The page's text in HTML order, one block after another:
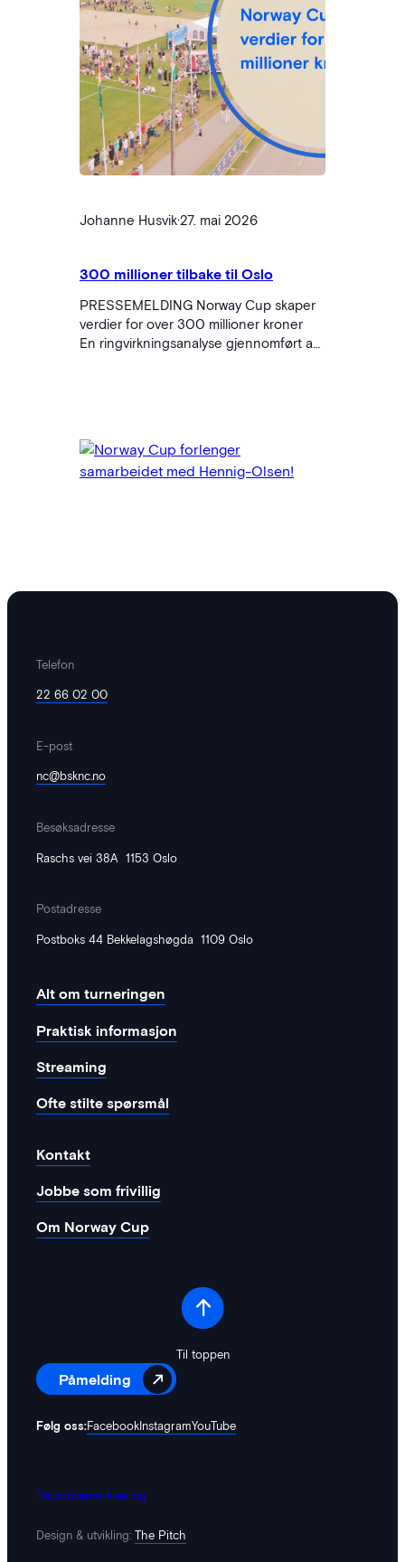
Johanne Husvik·27. mai 2026
300 millioner tilbake til Oslo
PRESSEMELDING Norway Cup skaper
verdier for over 300 millioner kroner
En ringvirkningsanalyse gjennomført av
53 000 tilreisende og totalt rundt 95
000 involverte, er dermed et av landets
største årlige løft for…
med Hennig-Olsen!
Norway Cup har gleden av å kunngjøre
sikrer videreføring av et mangeårig og
verdifullt partnerskap under verdens
regulerer markedsføring av visse
næringsmidler mot barn, har partene
gjort nødvendige tilpasninger for å sikre
Telefon
22 66 02 00
E-post
nc@bsknc.no
Besøksadresse
Raschs vei 38A 1153 Oslo
Postadresse
Postboks 44 Bekkelagshøgda 1109 Oslo
Alt om turneringen
Praktisk informasjon
Streaming
Ofte stilte spørsmål
Kontakt
Jobbe som frivillig
Om Norway Cup
Til toppen
Påmelding
Følg oss:FacebookInstagramYouTube
Personvernerklæring
Design & utvikling: The Pitch